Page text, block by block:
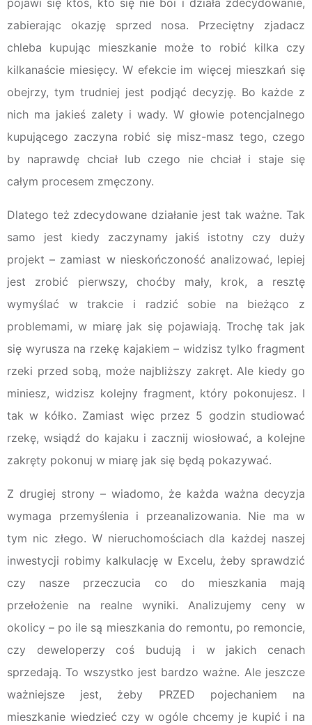
pojawi się ktoś, kto się nie boi i działa zdecydowanie,
zabierając okazję sprzed nosa. Przeciętny zjadacz
chleba kupując mieszkanie może to robić kilka czy
kilkanaście miesięcy. W efekcie im więcej mieszkań się
obejrzy, tym trudniej jest podjąć decyzję. Bo każde z
nich ma jakieś zalety i wady. W głowie potencjalnego
kupującego zaczyna robić się misz-masz tego, czego
by naprawdę chciał lub czego nie chciał i staje się
całym procesem zmęczony.
Dlatego też zdecydowane działanie jest tak ważne. Tak
samo jest kiedy zaczynamy jakiś istotny czy duży
projekt – zamiast w nieskończoność analizować, lepiej
jest zrobić pierwszy, choćby mały, krok, a resztę
wymyślać w trakcie i radzić sobie na bieżąco z
problemami, w miarę jak się pojawiają. Trochę tak jak
się wyrusza na rzekę kajakiem – widzisz tylko fragment
rzeki przed sobą, może najbliższy zakręt. Ale kiedy go
miniesz, widzisz kolejny fragment, który pokonujesz. I
tak w kółko. Zamiast więc przez 5 godzin studiować
rzekę, wsiądź do kajaku i zacznij wiosłować, a kolejne
zakręty pokonuj w miarę jak się będą pokazywać.
Z drugiej strony – wiadomo, że każda ważna decyzja
wymaga przemyślenia i przeanalizowania. Nie ma w
tym nic złego. W nieruchomościach dla każdej naszej
inwestycji robimy kalkulację w Excelu, żeby sprawdzić
czy nasze przeczucia co do mieszkania mają
przełożenie na realne wyniki. Analizujemy ceny w
okolicy – po ile są mieszkania do remontu, po remoncie,
czy deweloperzy coś budują i w jakich cenach
sprzedają. To wszystko jest bardzo ważne. Ale jeszcze
ważniejsze jest, żeby PRZED pojechaniem na
mieszkanie wiedzieć czy w ogóle chcemy je kupić i na